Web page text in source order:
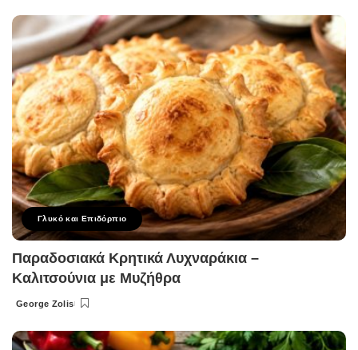
Γλυκό και Επιδόρπιο
Παραδοσιακά Κρητικά Λυχναράκια –
Καλιτσούνια με Μυζήθρα
Posted
George Zolis